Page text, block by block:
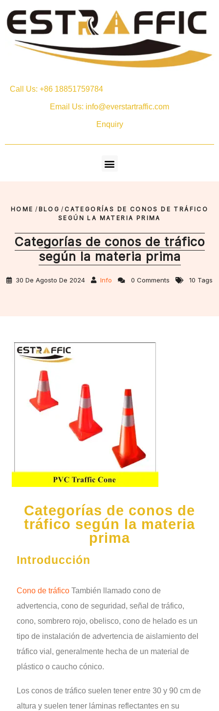
Call Us: +86 18851759784
Email Us: info@everstartraffic.com
Enquiry
HOME / BLOG / CATEGORÍAS DE CONOS DE TRÁFICO
SEGÚN LA MATERIA PRIMA
Categorías de conos de tráfico
según la materia prima
30 De Agosto De 2024 Info 0 Comments 10 Tags
Categorías de conos de
tráfico según la materia
prima
Introducción
Cono de tráfico También llamado cono de
advertencia, cono de seguridad, señal de tráfico,
cono, sombrero rojo, obelisco, cono de helado es un
tipo de instalación de advertencia de aislamiento del
tráfico vial, generalmente hecha de un material de
plástico o caucho cónico.
Los conos de tráfico suelen tener entre 30 y 90 cm de
altura y suelen tener láminas reflectantes en su